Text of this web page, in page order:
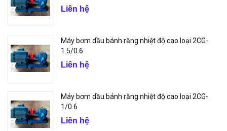
Liên hệ
Máy bơm dầu bánh răng nhiệt độ cao loại 2CG-
1.5/0.6
Liên hệ
Máy bơm dầu bánh răng nhiệt độ cao loại 2CG-
1/0.6
Liên hệ